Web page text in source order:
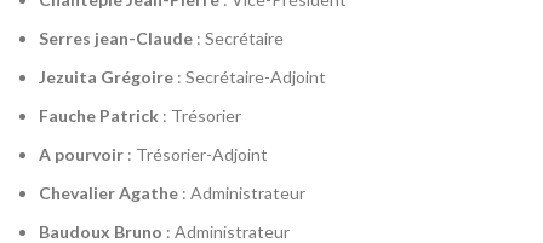
Serres jean-Claude : Secrétaire
Jezuita Grégoire : Secrétaire-Adjoint
Fauche Patrick : Trésorier
A pourvoir : Trésorier-Adjoint
Chevalier Agathe : Administrateur
Baudoux Bruno : Administrateur